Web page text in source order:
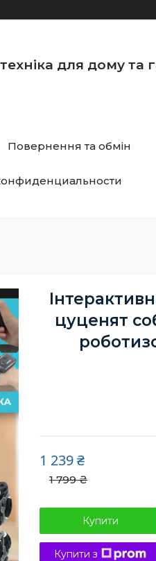
для дому та
Повернення та обмін
цуценят
1 799 ₴
1 239 ₴
Купити
Купити з